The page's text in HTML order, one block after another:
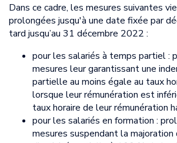
Dans ce cadre, les mesures suivantes
prolongées jusqu'à une date fixée par
tard jusqu’au 31 décembre 2022 :
pour les salariés à temps partiel :
mesures leur garantissant une
partielle au moins égale au taux
lorsque leur rémunération est
taux horaire de leur rémunération
pour les salariés en formation :
mesures suspendant la majoration